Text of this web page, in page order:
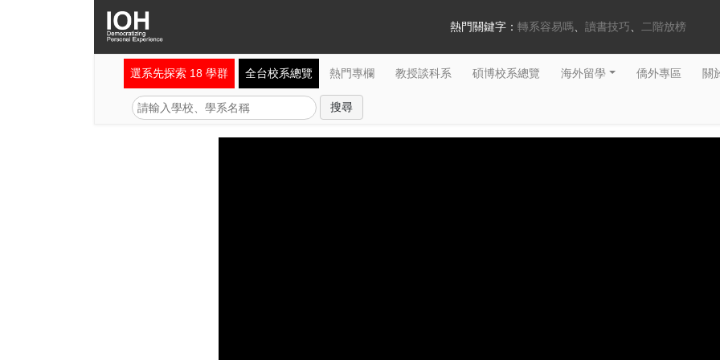
熱門關鍵字： 轉系容易嗎 讀書技巧 二階放榜
選系先探索 18 學群 全台校系總覽 熱門專欄 教授談科系 碩博校系總覽 海外留學 僑外專區 關